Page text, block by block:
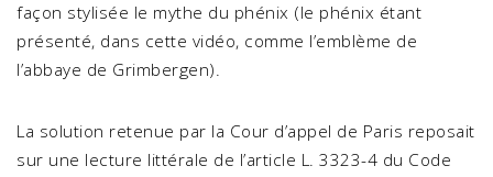
façon stylisée le mythe du phénix (le phénix étant
présenté, dans cette vidéo, comme l’emblème de
l’abbaye de Grimbergen).
La solution retenue par la Cour d’appel de Paris reposait
sur une lecture littérale de l’article L. 3323-4 du Code